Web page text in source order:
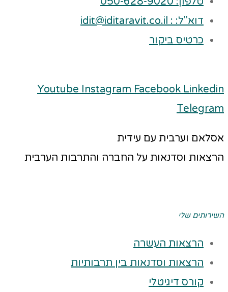
דוא"ל: : idit@iditaravit.co.il
כרטיס ביקור
Youtube Instagram Facebook Linkedin
Telegram
אסלאם וערבית עם עידית
הרצאות וסדנאות על החברה והתרבות הערבית
השירותים שלי
הרצאות העשרה
הרצאות וסדנאות בין תרבותיות
קורס דיגיטלי